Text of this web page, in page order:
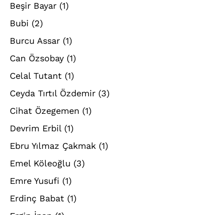
Beşir Bayar (1)
Bubi (2)
Burcu Assar (1)
Can Özsobay (1)
Celal Tutant (1)
Ceyda Tırtıl Özdemir (3)
Cihat Özegemen (1)
Devrim Erbil (1)
Ebru Yılmaz Çakmak (1)
Emel Köleoğlu (3)
Emre Yusufi (1)
Erdinç Babat (1)